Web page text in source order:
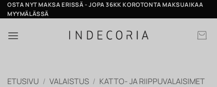
Skip
to
OSTA NYT MAKSA ERISSÄ - JOPA 36KK KOROTONTA MAKSUAIKAA
MYYMÄLÄSSÄ
ETUSIVU / VALAISTUS / KATTO- JA RIIPPUVALAISIMET